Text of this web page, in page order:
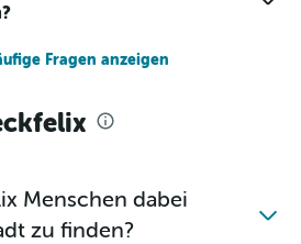
Fragen anzeigen
Menschen dabei
zu finden?